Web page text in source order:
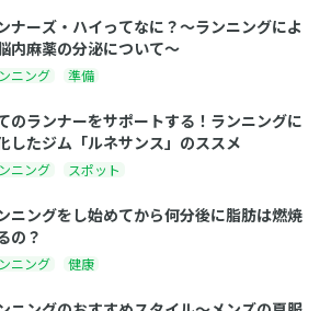
ナーズ・ハイってなに？〜ランニングによ
内麻薬の分泌について〜
ニング 準備
のランナーをサポートする！ランニングに
したジム「ルネサンス」のススメ
ニング スポット
ニングをし始めてから何分後に脂肪は燃焼
の？
ニング 健康